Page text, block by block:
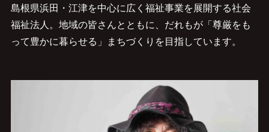
島根県浜田・江津を中心に広く福祉事業を展開する社会
福祉法人。地域の皆さんとともに、だれもが「尊厳をも
って豊かに暮らせる」まちづくりを目指しています。